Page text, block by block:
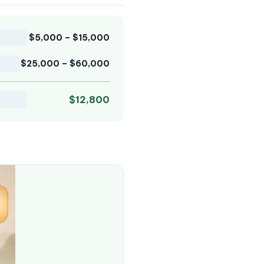
$5,000 – $15,000
$25,000 – $60,000
$12,800